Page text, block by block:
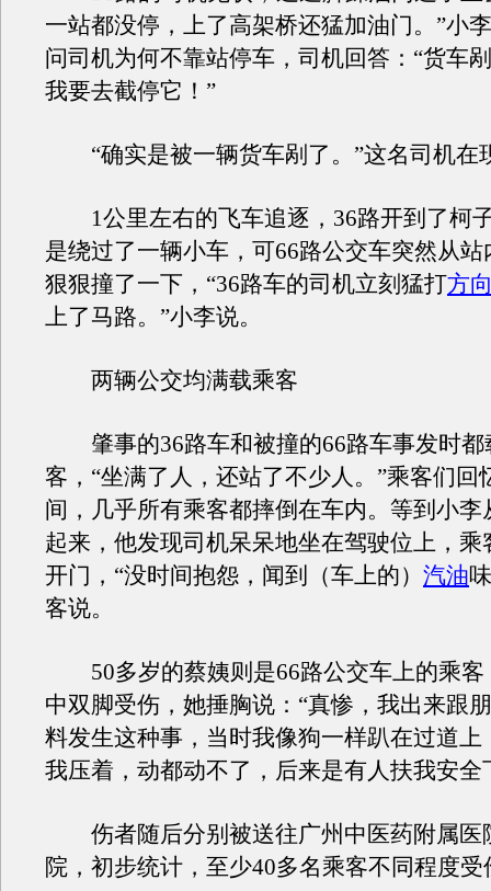
一站都没停，上了高架桥还猛加油门。”小
问司机为何不靠站停车，司机回答：“货车
我要去截停它！”
“确实是被一辆货车剐了。”这名司机在
1公里左右的飞车追逐，36路开到了柯
是绕过了一辆小车，可66路公交车突然从
狠狠撞了一下，“36路车的司机立刻猛打方
上了马路。”小李说。
两辆公交均满载乘客
肇事的36路车和被撞的66路车事发时都
客，“坐满了人，还站了不少人。”乘客们回
间，几乎所有乘客都摔倒在车内。等到小李
起来，他发现司机呆呆地坐在驾驶位上，乘
开门，“没时间抱怨，闻到（车上的） 汽油
客说。
50多岁的蔡姨则是66路公交车上的乘客
中双脚受伤，她捶胸说：“真惨，我出来跟
料发生这种事，当时我像狗一样趴在过道上
我压着，动都动不了，后来是有人扶我安全
伤者随后分别被送往广州中医药附属医
院，初步统计，至少40多名乘客不同程度受